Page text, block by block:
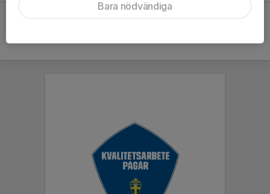
Bara nödvändiga